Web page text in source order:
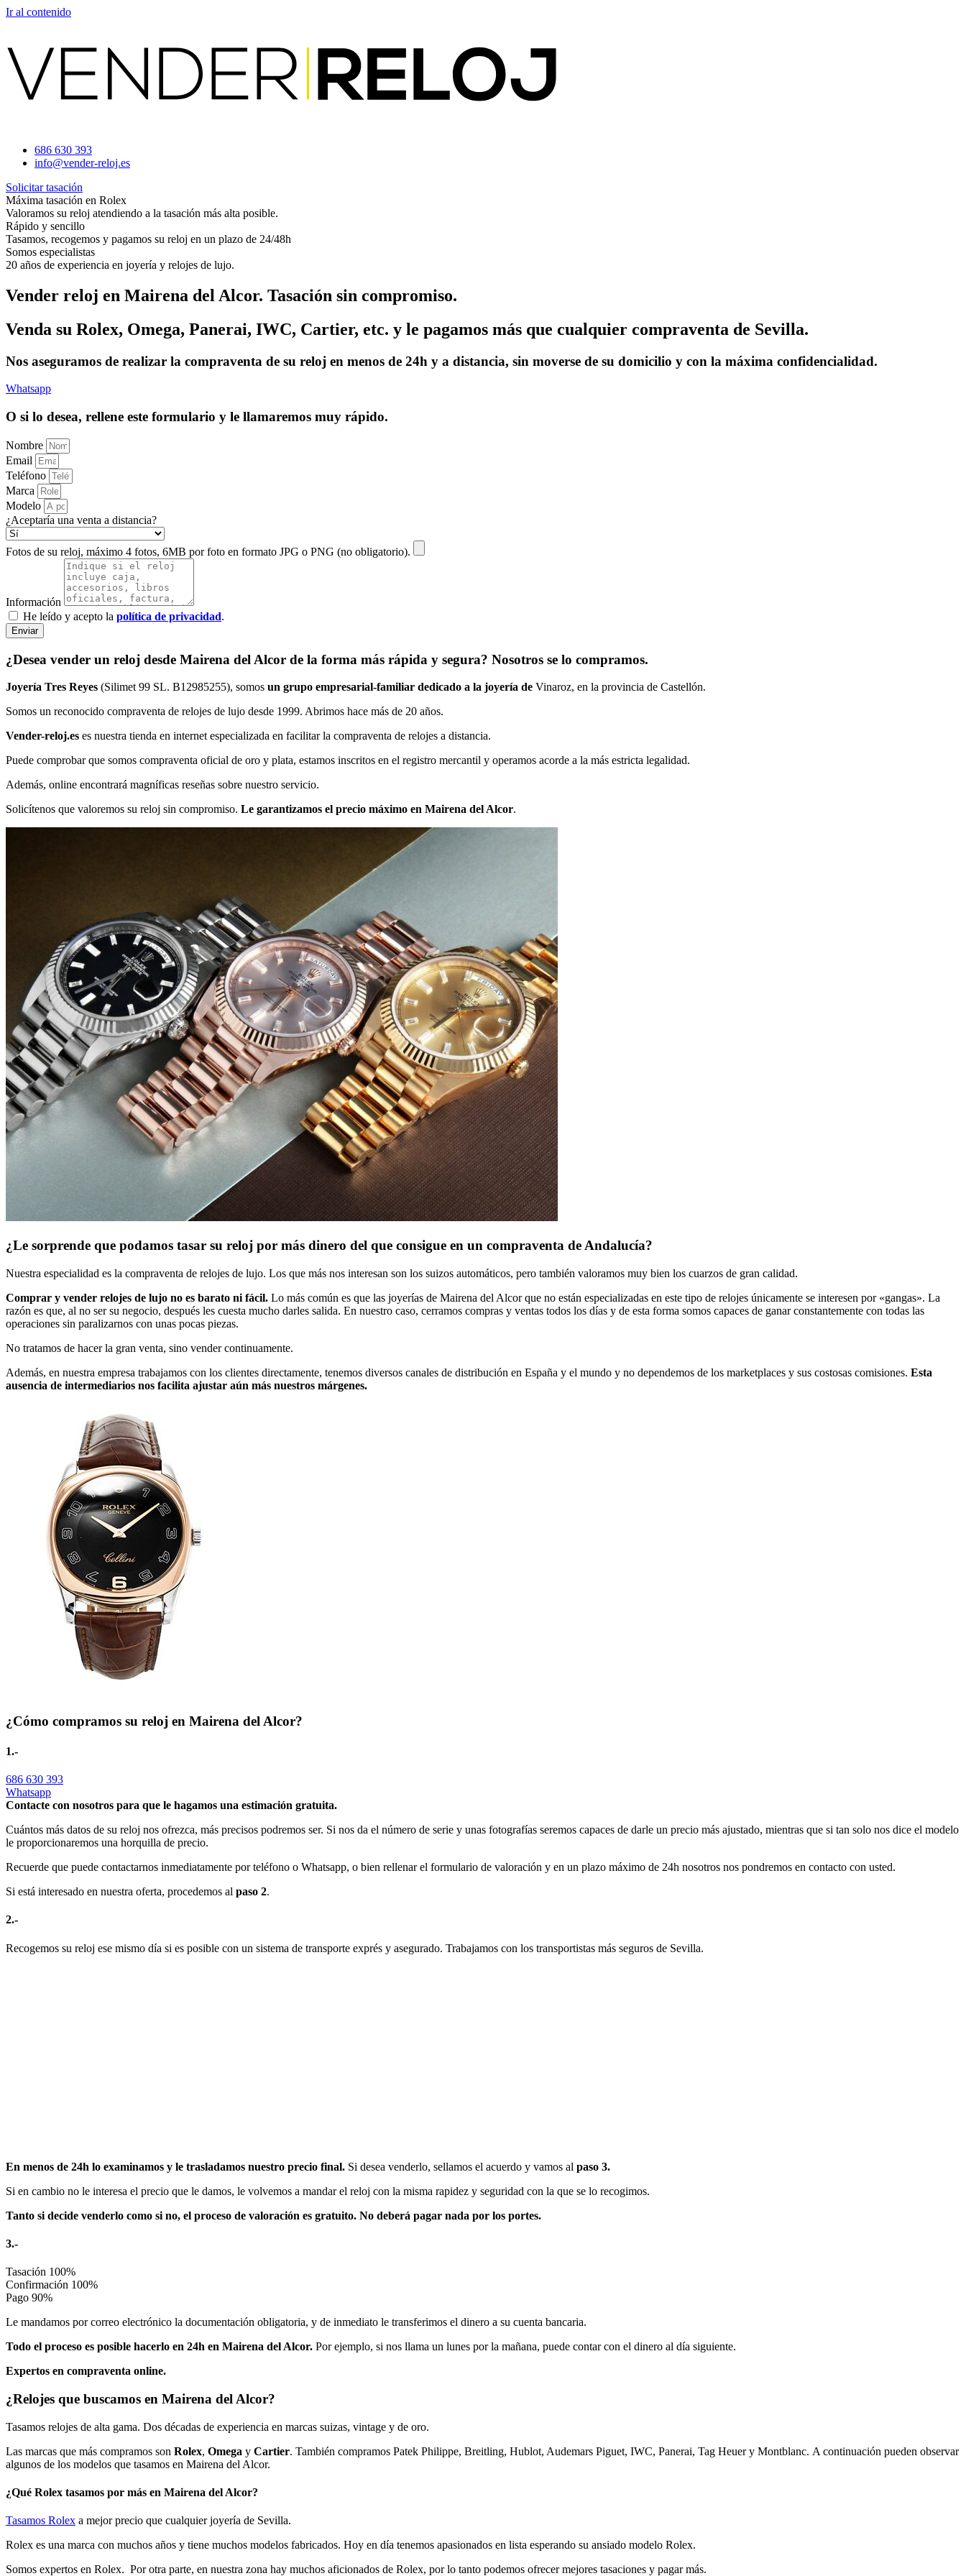
Ir al contenido
686 630 393
info@vender-reloj.es
Solicitar tasación
Máxima tasación en Rolex
Valoramos su reloj atendiendo a la tasación más alta posible.
Rápido y sencillo
Tasamos, recogemos y pagamos su reloj en un plazo de 24/48h
Somos especialistas
20 años de experiencia en joyería y relojes de lujo.
Vender reloj en Mairena del Alcor. Tasación sin compromiso.
Venda su Rolex, Omega, Panerai, IWC, Cartier, etc. y le pagamos más que cualquier compraventa de Sevilla.
Nos aseguramos de realizar la compraventa de su reloj en menos de 24h y a distancia, sin moverse de su domicilio y con la máxima confidencialidad.
Whatsapp
O si lo desea, rellene este formulario y le llamaremos muy rápido.
Nombre
Email
Teléfono
Marca
Modelo
¿Aceptaría una venta a distancia?
Fotos de su reloj, máximo 4 fotos, 6MB por foto en formato JPG o PNG (no obligatorio).
Información
He leído y acepto la política de privacidad.
Enviar
¿Desea vender un reloj desde Mairena del Alcor de la forma más rápida y segura? Nosotros se lo compramos.
Joyería Tres Reyes (Silimet 99 SL. B12985255), somos un grupo empresarial-familiar dedicado a la joyería de Vinaroz, en la provincia de Castellón.
Somos un reconocido compraventa de relojes de lujo desde 1999. Abrimos hace más de 20 años.
Vender-reloj.es es nuestra tienda en internet especializada en facilitar la compraventa de relojes a distancia.
Puede comprobar que somos compraventa oficial de oro y plata, estamos inscritos en el registro mercantil y operamos acorde a la más estricta legalidad.
Además, online encontrará magníficas reseñas sobre nuestro servicio.
Solicítenos que valoremos su reloj sin compromiso. Le garantizamos el precio máximo en Mairena del Alcor.
¿Le sorprende que podamos tasar su reloj por más dinero del que consigue en un compraventa de Andalucía?
Nuestra especialidad es la compraventa de relojes de lujo. Los que más nos interesan son los suizos automáticos, pero también valoramos muy bien los cuarzos de gran calidad.
Comprar y vender relojes de lujo no es barato ni fácil. Lo más común es que las joyerías de Mairena del Alcor que no están especializadas en este tipo de relojes únicamente se interesen por «gangas». La
razón es que, al no ser su negocio, después les cuesta mucho darles salida. En nuestro caso, cerramos compras y ventas todos los días y de esta forma somos capaces de ganar constantemente con todas las
operaciones sin paralizarnos con unas pocas piezas.
No tratamos de hacer la gran venta, sino vender continuamente.
Además, en nuestra empresa trabajamos con los clientes directamente, tenemos diversos canales de distribución en España y el mundo y no dependemos de los marketplaces y sus costosas comisiones. Esta
ausencia de intermediarios nos facilita ajustar aún más nuestros márgenes.
¿Cómo compramos su reloj en Mairena del Alcor?
1.-
686 630 393
Whatsapp
Contacte con nosotros para que le hagamos una estimación gratuita.
Cuántos más datos de su reloj nos ofrezca, más precisos podremos ser. Si nos da el número de serie y unas fotografías seremos capaces de darle un precio más ajustado, mientras que si tan solo nos dice el modelo
le proporcionaremos una horquilla de precio.
Recuerde que puede contactarnos inmediatamente por teléfono o Whatsapp, o bien rellenar el formulario de valoración y en un plazo máximo de 24h nosotros nos pondremos en contacto con usted.
Si está interesado en nuestra oferta, procedemos al paso 2.
2.-
Recogemos su reloj ese mismo día si es posible con un sistema de transporte exprés y asegurado. Trabajamos con los transportistas más seguros de Sevilla.
En menos de 24h lo examinamos y le trasladamos nuestro precio final. Si desea venderlo, sellamos el acuerdo y vamos al paso 3.
Si en cambio no le interesa el precio que le damos, le volvemos a mandar el reloj con la misma rapidez y seguridad con la que se lo recogimos.
Tanto si decide venderlo como si no, el proceso de valoración es gratuito. No deberá pagar nada por los portes.
3.-
Tasación 100%
Confirmación 100%
Pago 90%
Le mandamos por correo electrónico la documentación obligatoria, y de inmediato le transferimos el dinero a su cuenta bancaria.
Todo el proceso es posible hacerlo en 24h en Mairena del Alcor. Por ejemplo, si nos llama un lunes por la mañana, puede contar con el dinero al día siguiente.
Expertos en compraventa online.
¿Relojes que buscamos en Mairena del Alcor?
Tasamos relojes de alta gama. Dos décadas de experiencia en marcas suizas, vintage y de oro.
Las marcas que más compramos son Rolex, Omega y Cartier. También compramos Patek Philippe, Breitling, Hublot, Audemars Piguet, IWC, Panerai, Tag Heuer y Montblanc. A continuación pueden observar
algunos de los modelos que tasamos en Mairena del Alcor.
¿Qué Rolex tasamos por más en Mairena del Alcor?
Tasamos Rolex a mejor precio que cualquier joyería de Sevilla.
Rolex es una marca con muchos años y tiene muchos modelos fabricados. Hoy en día tenemos apasionados en lista esperando su ansiado modelo Rolex.
Somos expertos en Rolex. Por otra parte, en nuestra zona hay muchos aficionados de Rolex, por lo tanto podemos ofrecer mejores tasaciones y pagar más.